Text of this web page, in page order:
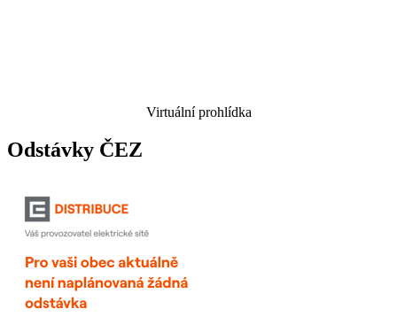
Virtuální prohlídka
Odstávky ČEZ